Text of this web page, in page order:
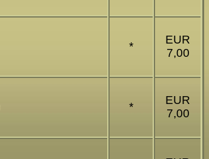
*
EUR
7,00
*
EUR
7,00